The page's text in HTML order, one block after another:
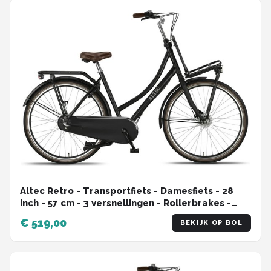
Altec Retro - Transportfiets - Damesfiets - 28
Inch - 57 cm - 3 versnellingen - Rollerbrakes -
€ 519,00 BEKIJK OP BOL